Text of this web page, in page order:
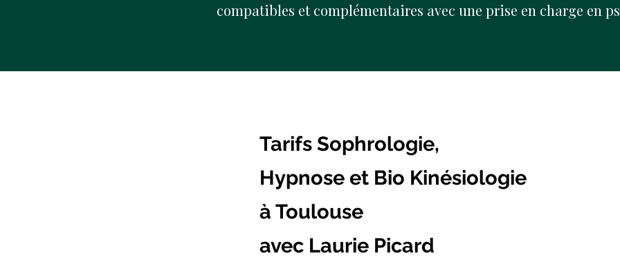
compatibles et complémentaires avec une prise en charge en
Tarifs Sophrologie,
Hypnose et Bio Kinésiologie
à Toulouse
avec Laurie Picard